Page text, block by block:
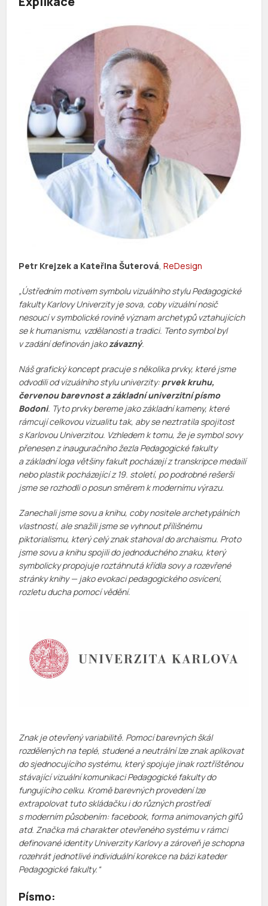
Petr Krejzek a Kateřina Šuterová,ReDesign
„Ústředním motivem symbolu vizuálního stylu Pedagogické
fakulty Karlovy Univerzity je sova, coby vizuální nosič
nesoucí v symbolické rovině význam archetypů vztahujících
se k humanismu, vzdělanosti a tradici. Tento symbol byl
v zadání definován jakozávazný.
Náš grafický koncept pracuje s několika prvky, které jsme
odvodili od vizuálního stylu univerzity:prvek kruhu,
červenou barevnost a základní univerzitní písmo
Bodoni. Tyto prvky bereme jako základní kameny, které
rámcují celkovou vizualitu tak, aby se neztratila spojitost
s Karlovou Univerzitou. Vzhledem k tomu, že je symbol sovy
přenesen z inauguračního žezla Pedagogické fakulty
a základní loga většiny fakult pocházejí z transkripce medailí
nebo plastik pocházející z 19. století, po podrobné rešerši
jsme se rozhodli o posun směrem k modernímu výrazu.
Zanechali jsme sovu a knihu, coby nositele archetypálních
vlastností, ale snažili jsme se vyhnout přílišnému
piktorialismu, který celý znak stahoval do archaismu. Proto
jsme sovu a knihu spojili do jednoduchého znaku, který
symbolicky propojuje roztáhnutá křídla sovy a rozevřené
stránky knihy — jako evokaci pedagogického osvícení,
rozletu ducha pomocí vědění.
Znak je otevřený variabilitě. Pomocí barevných škál
rozdělených na teplé, studené a neutrální lze znak aplikovat
do sjednocujícího systému, který spojuje jinak roztříštěnou
stávající vizuální komunikaci Pedagogické fakulty do
fungujícího celku. Kromě barevných provedení lze
extrapolovat tuto skládačku i do různých prostředí
s moderním působením: facebook, forma animovaných gifů
atd. Značka má charakter otevřeného systému v rámci
definované identity Univerzity Karlovy a zároveň je schopna
rozehrát jednotlivé individuální korekce na bázi kateder
Pedagogické fakulty. “
Písmo: